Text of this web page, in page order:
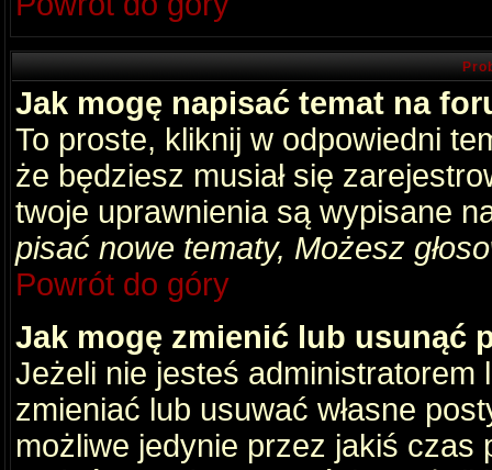
Jak mogę napisać temat na
To proste, kliknij w odpowiedni
że będziesz musiał się
twoje uprawnienia są wypisane
pisać nowe tematy, Możesz
Powrót do góry
Jak mogę zmienić lub usunąć
Jeżeli nie jesteś
zmieniać lub usuwać własne
możliwe jedynie przez jakiś